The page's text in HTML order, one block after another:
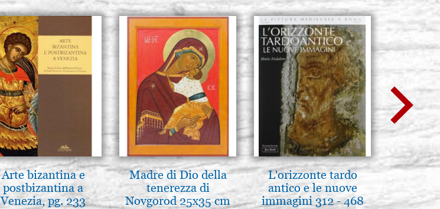
Arte bizantina e
postbizantina a
Venezia, pg. 233
Madre di Dio della
tenerezza di
Novgorod 25x35 cm
L'orizzonte tardo
antico e le nuove
immagini 312 - 468
A te
della